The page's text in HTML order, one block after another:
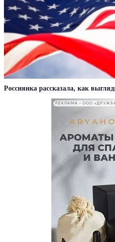
Россиянка рассказала, как